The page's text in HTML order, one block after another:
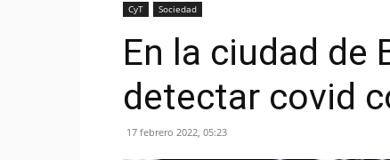
CyT Sociedad
En la ciudad de
detectar covid
17 febrero 2022, 05:23